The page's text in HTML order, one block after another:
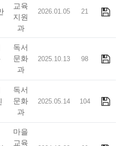
교육
지원
과
2026.01.05 21
독서
문화
과
2025.10.13 98
독서
문화
과
2025.05.14 104
마을
교육